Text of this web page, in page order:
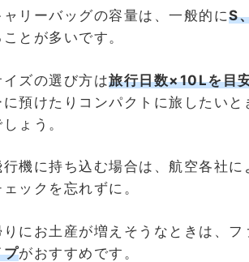
ャリーバッグの容量は、一般的にS
ことが多いです。
イズの選び方は旅行日数×10Lを目
に預けたりコンパクトに旅したい
ょう。
行機に持ち込む場合は、航空各社に
ェックを忘れずに。
りにお土産が増えそうなときは、フ
プがおすすめです。